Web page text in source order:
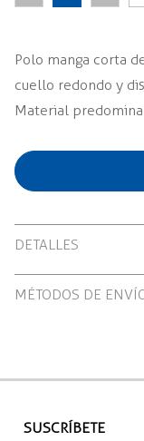
Polo manga corta
cuello redondo y
Material
DETALLES
Polo manga corta
MÉTODOS DE
Envío a domicilio:
SUSCRÍBETE